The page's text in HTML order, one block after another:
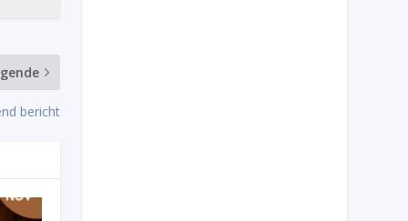
bericht